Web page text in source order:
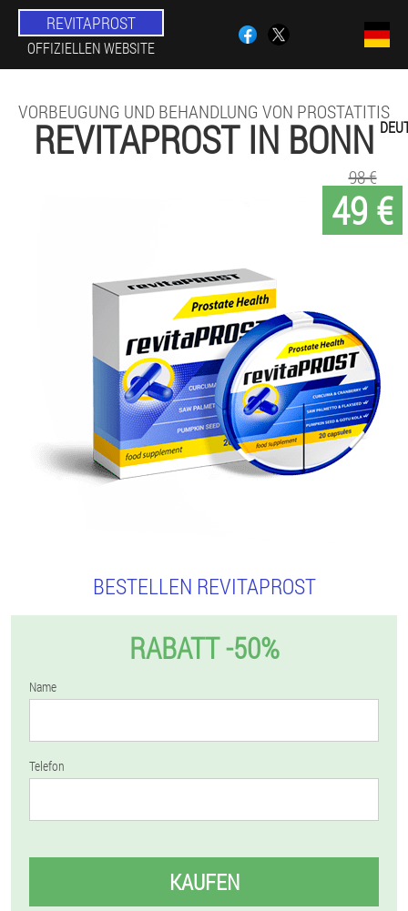
REVITAPROST
OFFIZIELLEN WEBSITE
VORBEUGUNG UND BEHANDLUNG VON PROSTATITIS
REVITAPROST IN BONN
49 €
98 €
BESTELLEN REVITAPROST
RABATT -50%
Name
Telefon
KAUFEN